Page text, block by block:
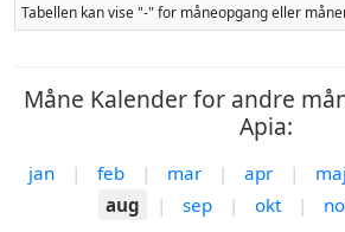
Tabellen kan vise "-" for måneopgang eller
Måne Kalender for andre
Apia:
jan | feb | mar | apr | maj
aug
| sep | okt |